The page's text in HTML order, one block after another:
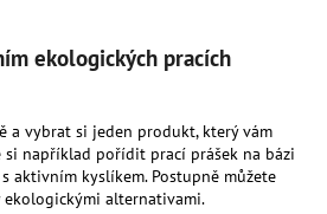
ekologických pracích
a vybrat si jeden produkt, který vám
si například pořídit prací prášek na bázi
aktivním kyslíkem. Postupně můžete
alternativami.